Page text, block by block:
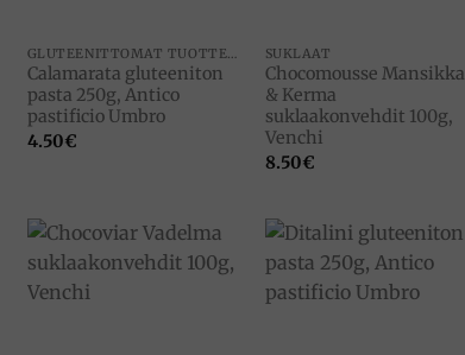
Calamarata gluteeniton
pasta 250g, Antico
pastificio Umbro
4.50€
SUKLAAT
Chocomousse Mansikka
& Kerma
suklaakonvehdit 100g,
Venchi
8.50€
wishlist